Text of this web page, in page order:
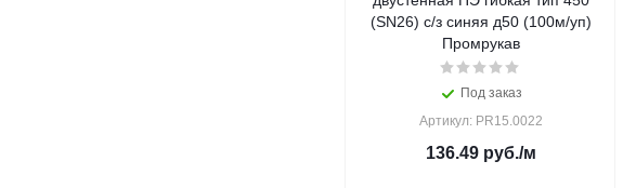
(SN26) с/з синяя д50 (100м/уп)
Промрукав
Под заказ
Артикул: PR15.0022
136.49руб./м